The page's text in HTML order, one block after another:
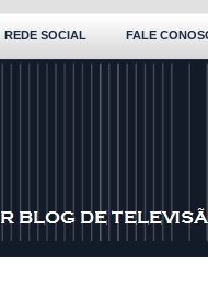
REDE SOCIAL FALE